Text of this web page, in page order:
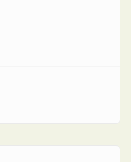
de una vida